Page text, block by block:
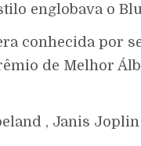
englobava o
conhecida
de Melhor
, Janis